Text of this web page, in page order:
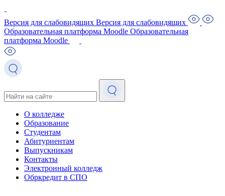
Версия для слабовидящих Версия для слабовидящих
Образовательная платформа Moodle Образовательная
платформа Moodle
О колледже
Образование
Студентам
Абитуриентам
Выпускникам
Контакты
Электронный колледж
Обркредит в СПО